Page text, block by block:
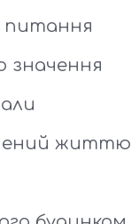
питання
значення
життю